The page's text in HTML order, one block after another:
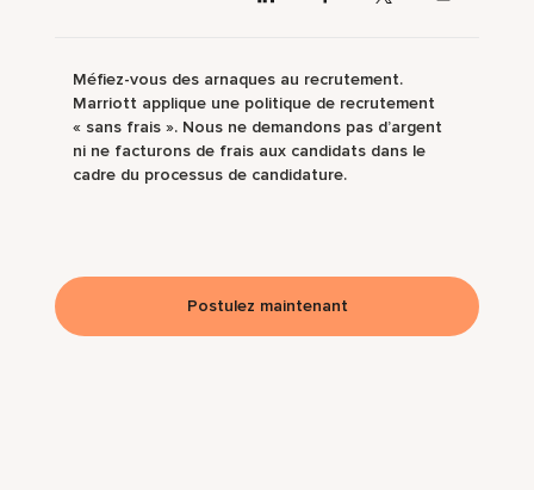
Méfiez-vous des arnaques au recrutement.
Marriott applique une politique de recrutement
« sans frais ». Nous ne demandons pas d’argent
ni ne facturons de frais aux candidats dans le
cadre du processus de candidature.
Postulez maintenant